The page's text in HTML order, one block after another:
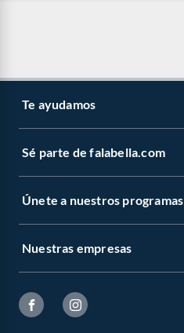
Te ayudamos
Sé parte de falabella.com
Únete a nuestros programas
Nuestras empresas